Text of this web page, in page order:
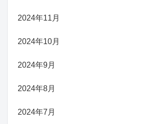
2024年11月
2024年10月
2024年9月
2024年8月
2024年7月